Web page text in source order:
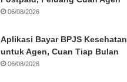
06/08/2026
Aplikasi Bayar BPJS Kesehatan
untuk Agen, Cuan Tiap Bulan
06/08/2026